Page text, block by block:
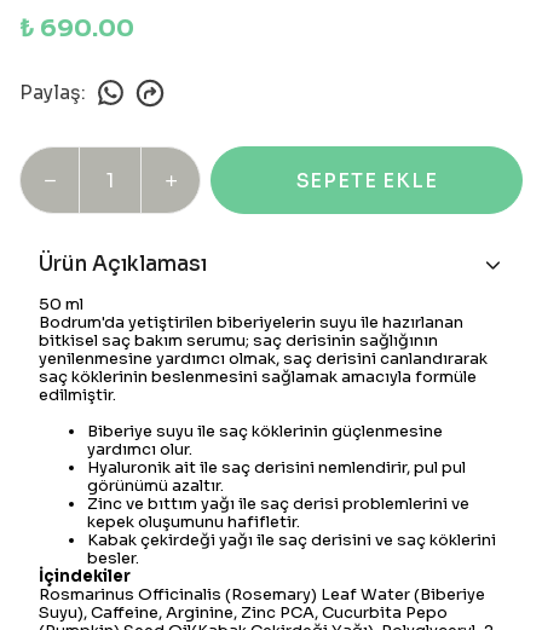
₺ 690.00
Paylaş:
SEPETE EKLE
Ürün Açıklaması
50 ml
Bodrum'da yetiştirilen biberiyelerin suyu ile hazırlanan
bitkisel saç bakım serumu; saç derisinin sağlığının
yenilenmesine yardımcı olmak, saç derisini canlandırarak
saç köklerinin beslenmesini sağlamak amacıyla formüle
edilmiştir.
Biberiye suyu ile saç köklerinin güçlenmesine
yardımcı olur.
Hyaluronik ait ile saç derisini nemlendirir, pul pul
görünümü azaltır.
Zinc ve bıttım yağı ile saç derisi problemlerini ve
kepek oluşumunu hafifletir.
Kabak çekirdeği yağı ile saç derisini ve saç köklerini
besler.
İçindekiler
Rosmarinus Officinalis (Rosemary) Leaf Water (Biberiye
Suyu), Caffeine, Arginine, Zinc PCA, Cucurbita Pepo